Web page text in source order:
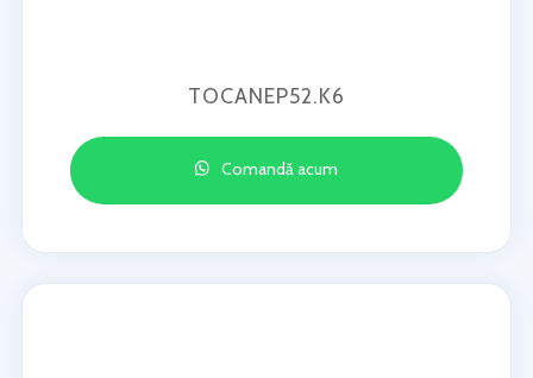
TOCANEP52.K6
Comandă acum